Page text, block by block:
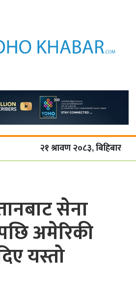
२१ श्रावण २०८३, बिहिबार
सेना
अमेरिकी
यस्तो